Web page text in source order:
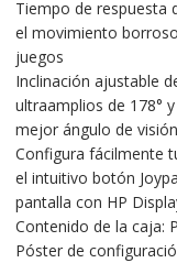
Tiempo de respuesta
el movimiento
juegos
Inclinación ajustable
ultraamplios de 178°
mejor ángulo de visión
Configura fácilmente
el intuitivo botón
pantalla con HP
Contenido de la caja:
Póster de